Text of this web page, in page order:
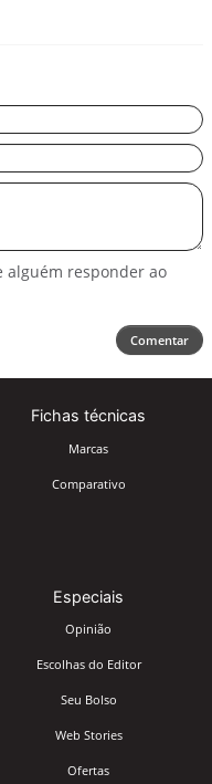
alguém responder ao
Comentar
Fichas técnicas
Marcas
Comparativo
Especiais
Opinião
Escolhas do Editor
Seu Bolso
Web Stories
Ofertas